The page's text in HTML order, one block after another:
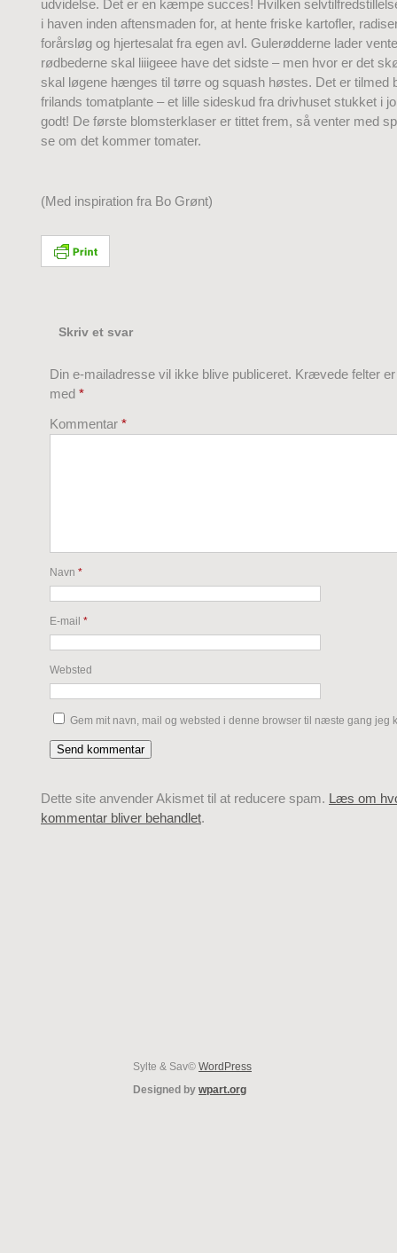
udvidelse. Det er en kæmpe succes! Hvilken
i haven inden aftensmaden for, at hente friske kartofler,
forårsløg og hjertesalat fra egen avl. Gulerødderne lader
rødbederne skal liiigeee have det sidste – men hvor er det
skal løgene hænges til tørre og squash høstes. Det er tilmed
frilands tomatplante – et lille sideskud fra drivhuset stukket i
godt! De første blomsterklaser er tittet frem, så venter med
se om det kommer tomater.
(Med inspiration fra Bo Grønt)
Skriv et svar
Din e-mailadresse vil ikke blive publiceret. Krævede felter
med *
Kommentar *
Navn *
E-mail *
Websted
Gem mit navn, mail og websted i denne browser til næste gang jeg
Dette site anvender Akismet til at reducere spam. Læs om
kommentar bliver behandlet.
Sylte & Sav© WordPress
Designed by wpart.org